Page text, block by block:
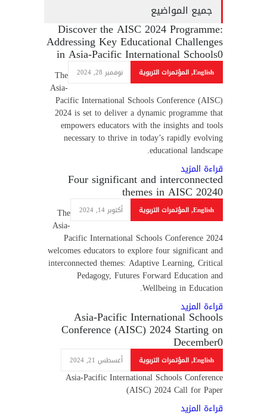
جميع المواضيع
Discover the AISC 2024 Programme:
Addressing Key Educational Challenges
in Asia-Pacific International Schools0
English
,المؤتمرات التربوية نوفمبر 28, 2024 The
Asia-
Pacific International Schools Conference (AISC)
2024 is set to deliver a dynamic programme that
empowers educators with the insights and tools
necessary to thrive in today’s rapidly evolving
educational landscape.
قراءة المزيد
Four significant and interconnected
themes in AISC 20240
English
,المؤتمرات التربوية أكتوبر 14, 2024 The
Asia-
Pacific International Schools Conference 2024
welcomes educators to explore four significant and
interconnected themes: Adaptive Learning, Critical
Pedagogy, Futures Forward Education and
Wellbeing in Education.
قراءة المزيد
Asia-Pacific International Schools
Conference (AISC) 2024 Starting on
December0
English
,المؤتمرات التربوية أغسطس 21, 2024
Asia-Pacific International Schools Conference
(AISC) 2024 Call for Paper
قراءة المزيد